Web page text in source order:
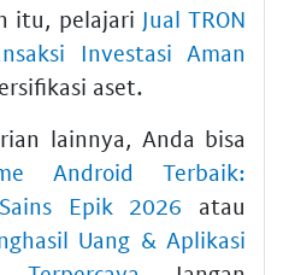
itu, pelajari Jual TRON
Investasi Aman
aset.
lainnya, Anda bisa
Android Terbaik:
Epik 2026 atau
Uang & Aplikasi